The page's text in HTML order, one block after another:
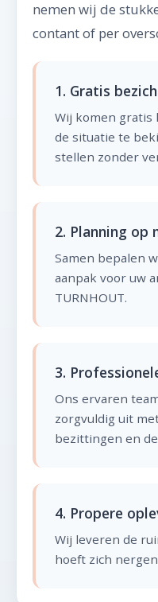
nemen wij de
contant of per
1. Gratis
Wij komen gratis
de situatie te
stellen zonder
2. Planning op
Samen bepalen
aanpak voor uw
TURNHOUT.
3.
Ons ervaren
zorgvuldig uit
bezittingen en
4. Propere
Wij leveren de
hoeft zich